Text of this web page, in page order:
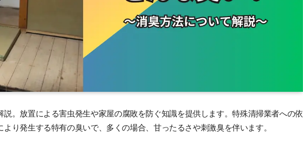
。放置による害虫発生や家屋の腐敗を防ぐ知識を提供します。特殊清掃業者への依
り発生する特有の臭いで、多くの場合、甘ったるさや刺激臭を伴います。